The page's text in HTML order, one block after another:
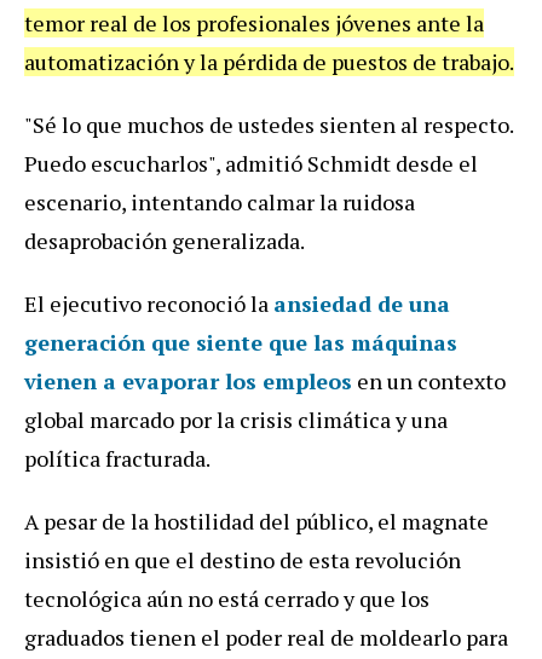
temor real de los profesionales jóvenes ante la
automatización y la pérdida de puestos de trabajo.
"Sé lo que muchos de ustedes sienten al respecto.
Puedo escucharlos", admitió Schmidt desde el
escenario, intentando calmar la ruidosa
desaprobación generalizada.
El ejecutivo reconoció la ansiedad de una
generación que siente que las máquinas
vienen a evaporar los empleos en un contexto
global marcado por la crisis climática y una
política fracturada.
A pesar de la hostilidad del público, el magnate
insistió en que el destino de esta revolución
tecnológica aún no está cerrado y que los
graduados tienen el poder real de moldearlo para